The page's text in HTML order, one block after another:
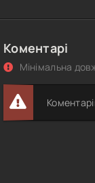
Коментарі
Мінімальна